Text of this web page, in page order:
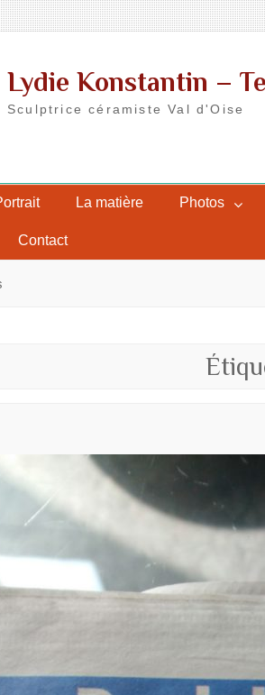
Lydie Konstantin –
Sculptrice céramiste Val d'Oise
La matière Photos
Contact